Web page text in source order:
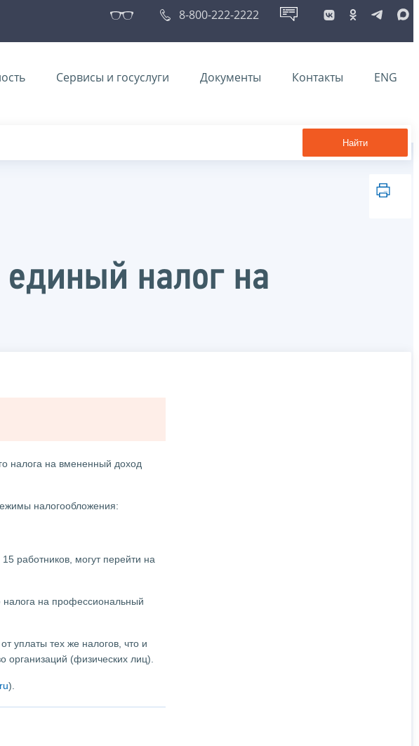
8-800-222-2222
Сервисы и госуслуги Документы Контакты ENG
Найти
единый налог на
налога на вмененный доход
налогообложения:
работников, могут перейти на
на профессиональный
уплаты тех же налогов, что и
(физических лиц).
).